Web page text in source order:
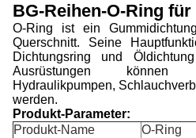
BG-Reihen-O-Ring
O-Ring ist ein
Querschnitt. Seine
Dichtungsring und
Ausrüstungen können
Hydraulikpumpen,
werden.
Produkt-Parameter:
Produkt-Name
O-Ring